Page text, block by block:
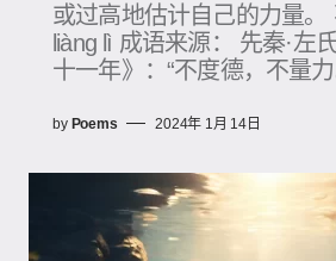
或过高地估计自己的力量。
liàng lì 成语来源： 先秦·左
十一年》：“不度德，不量力
by Poems 2024年 1月 14日